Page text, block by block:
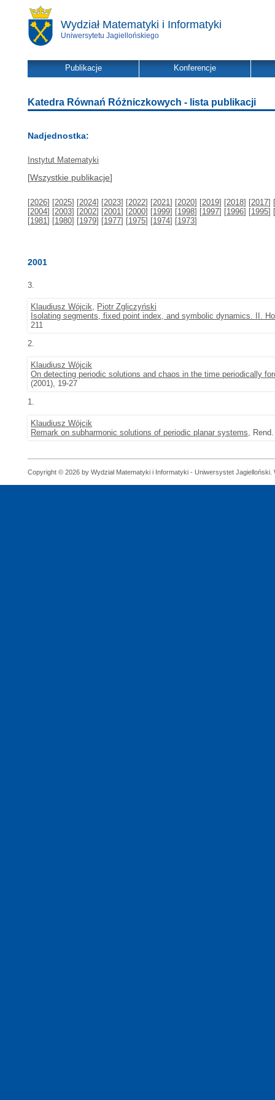
Wydział Matematyki i Informatyki
Uniwersytetu Jagiellońskiego
Publikacje Konferencje
Katedra Równań Różniczkowych - lista publikacji
Nadjednostka:
Instytut Matematyki
[Wszystkie publikacje]
[2026] [2025] [2024] [2023] [2022] [2021] [2020] [2019] [2018] [2017] [
[2004] [2003] [2002] [2001] [2000] [1999] [1998] [1997] [1996] [1995] [
[1981] [1980] [1979] [1977] [1975] [1974] [1973]
2001
3.
Klaudiusz Wójcik, Piotr Zgliczyński
Isolating segments, fixed point index, and symbolic dynamics. II.
211
2.
Klaudiusz Wójcik
On detecting periodic solutions and chaos in the time periodically
(2001), 19-27
1.
Klaudiusz Wójcik
Remark on subharmonic solutions of periodic planar systems,
Copyright © 2026 by Wydział Matematyki i Informatyki - Uniwersystet